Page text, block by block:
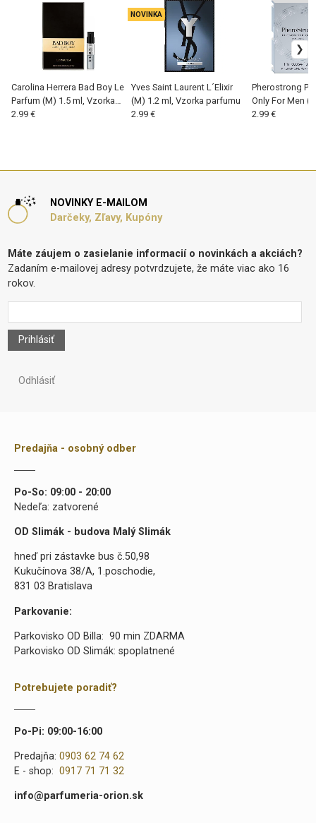
Carolina Herrera Bad Boy Le
Parfum (M) 1.5 ml, Vzorka
parfumu
2.99 €
Yves Saint Laurent L´Elixir
(M) 1.2 ml, Vzorka parfumu
NOVINKA
2.99 €
Pherostrong
Only For Men
Vzorka
2.99 €
NOVINKY E-MAILOM
Darčeky, Zľavy, Kupóny
Máte záujem o zasielanie informacií o novinkách a akciách?
Zadaním e-mailovej adresy potvrdzujete, že máte viac ako 16
rokov.
Prihlásiť
Odhlásiť
Predajňa - osobný odber
Po-So: 09:00 - 20:00
Nedeľa: zatvorené
OD Slimák - budova Malý Slimák
hneď pri zástavke bus č.50,98
Kukučínova 38/A, 1.poschodie,
831 03 Bratislava
Parkovanie:
Parkovisko OD Billa: 90 min ZDARMA
Parkovisko OD Slimák: spoplatnené
Potrebujete poradiť?
Po-Pi: 09:00-16:00
Predajňa: 0903 62 74 62
E - shop: 0917 71 71 32
info@parfumeria-orion.sk